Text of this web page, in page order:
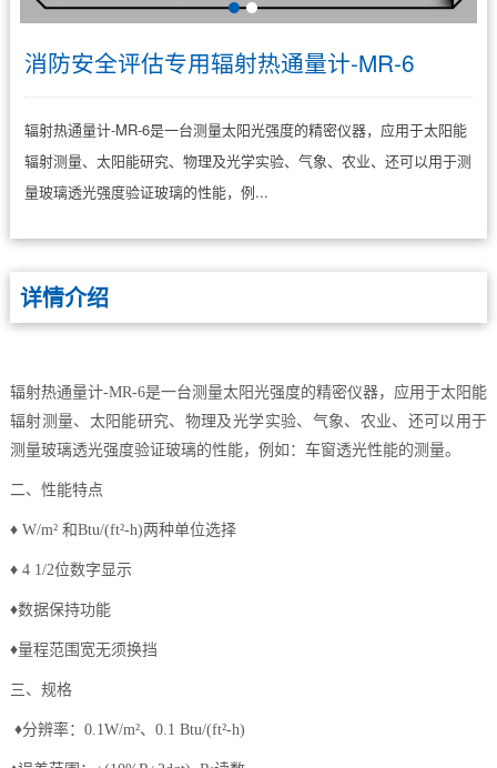
消防安全评估专用辐射热通量计-MR-6
辐射热通量计-MR-6是一台测量太阳光强度的精密仪器，应用于太阳能
辐射测量、太阳能研究、物理及光学实验、气象、农业、还可以用于测
量玻璃透光强度验证玻璃的性能，例...
详情介绍
辐射热通量计-MR-6是一台测量太阳光强度的精密仪器，应用于太阳能
辐射测量、太阳能研究、物理及光学实验、气象、农业、还可以用于
测量玻璃透光强度验证玻璃的性能，例如：车窗透光性能的测量。
二、性能特点
♦ W/m² 和Btu/(ft²-h)两种单位选择
♦ 4 1/2位数字显示
♦数据保持功能
♦量程范围宽无须换挡
三、规格
♦分辨率：0.1W/m²、0.1 Btu/(ft²-h)